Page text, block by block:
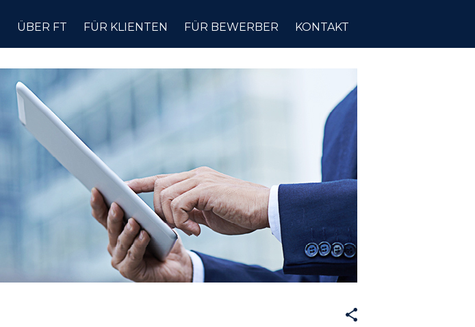
ÜBER FT FÜR KLIENTEN FÜR BEWERBER KONTAKT